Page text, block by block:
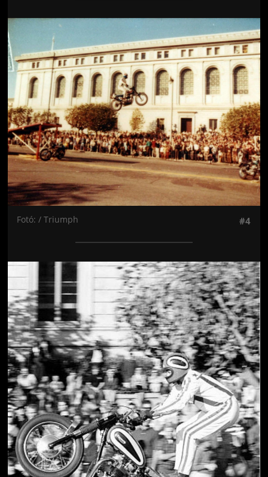
Jön még kép!
Fotó: / Triumph #4
Jön még kép!